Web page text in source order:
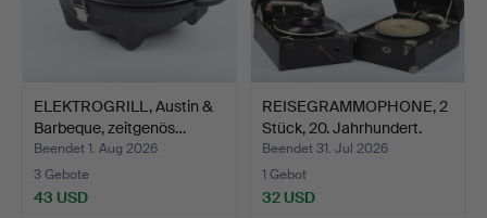
ELEKTROGRILL, Austin &
Barbeque, zeitgenös…
Beendet 1. Aug 2026
3 Gebote
43 USD
REISEGRAMMOPHONE, 2
Stück, 20. Jahrhundert.
Beendet 31. Jul 2026
1 Gebot
32 USD